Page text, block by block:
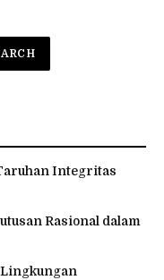
Integritas
Rasional dalam